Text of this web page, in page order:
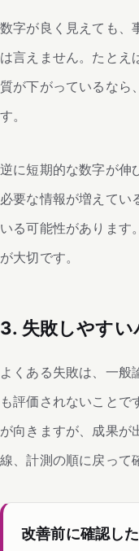
数字が良く見えても、
は言えません。たとえ
質が下がっているなら
す。
逆に短期的な数字が伸
必要な情報が増えてい
いる可能性があります
が大切です。
3. 失敗しやすい
よくある失敗は、一般
も評価されないことで
が向きますが、成果が
線、計測の順に戻って
改善前に確認し